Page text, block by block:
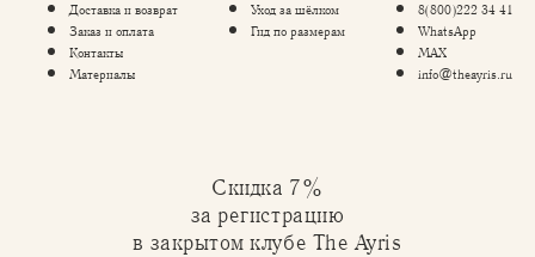
Доставка и возврат
Заказ и оплата
Контакты
Материалы
Уход за шёлком
Гид по размерам
8(800)222 34 41
WhatsApp
MAX
info@theayris.ru
Скидка 7%
за регистрацию
в закрытом клубе The Ayris